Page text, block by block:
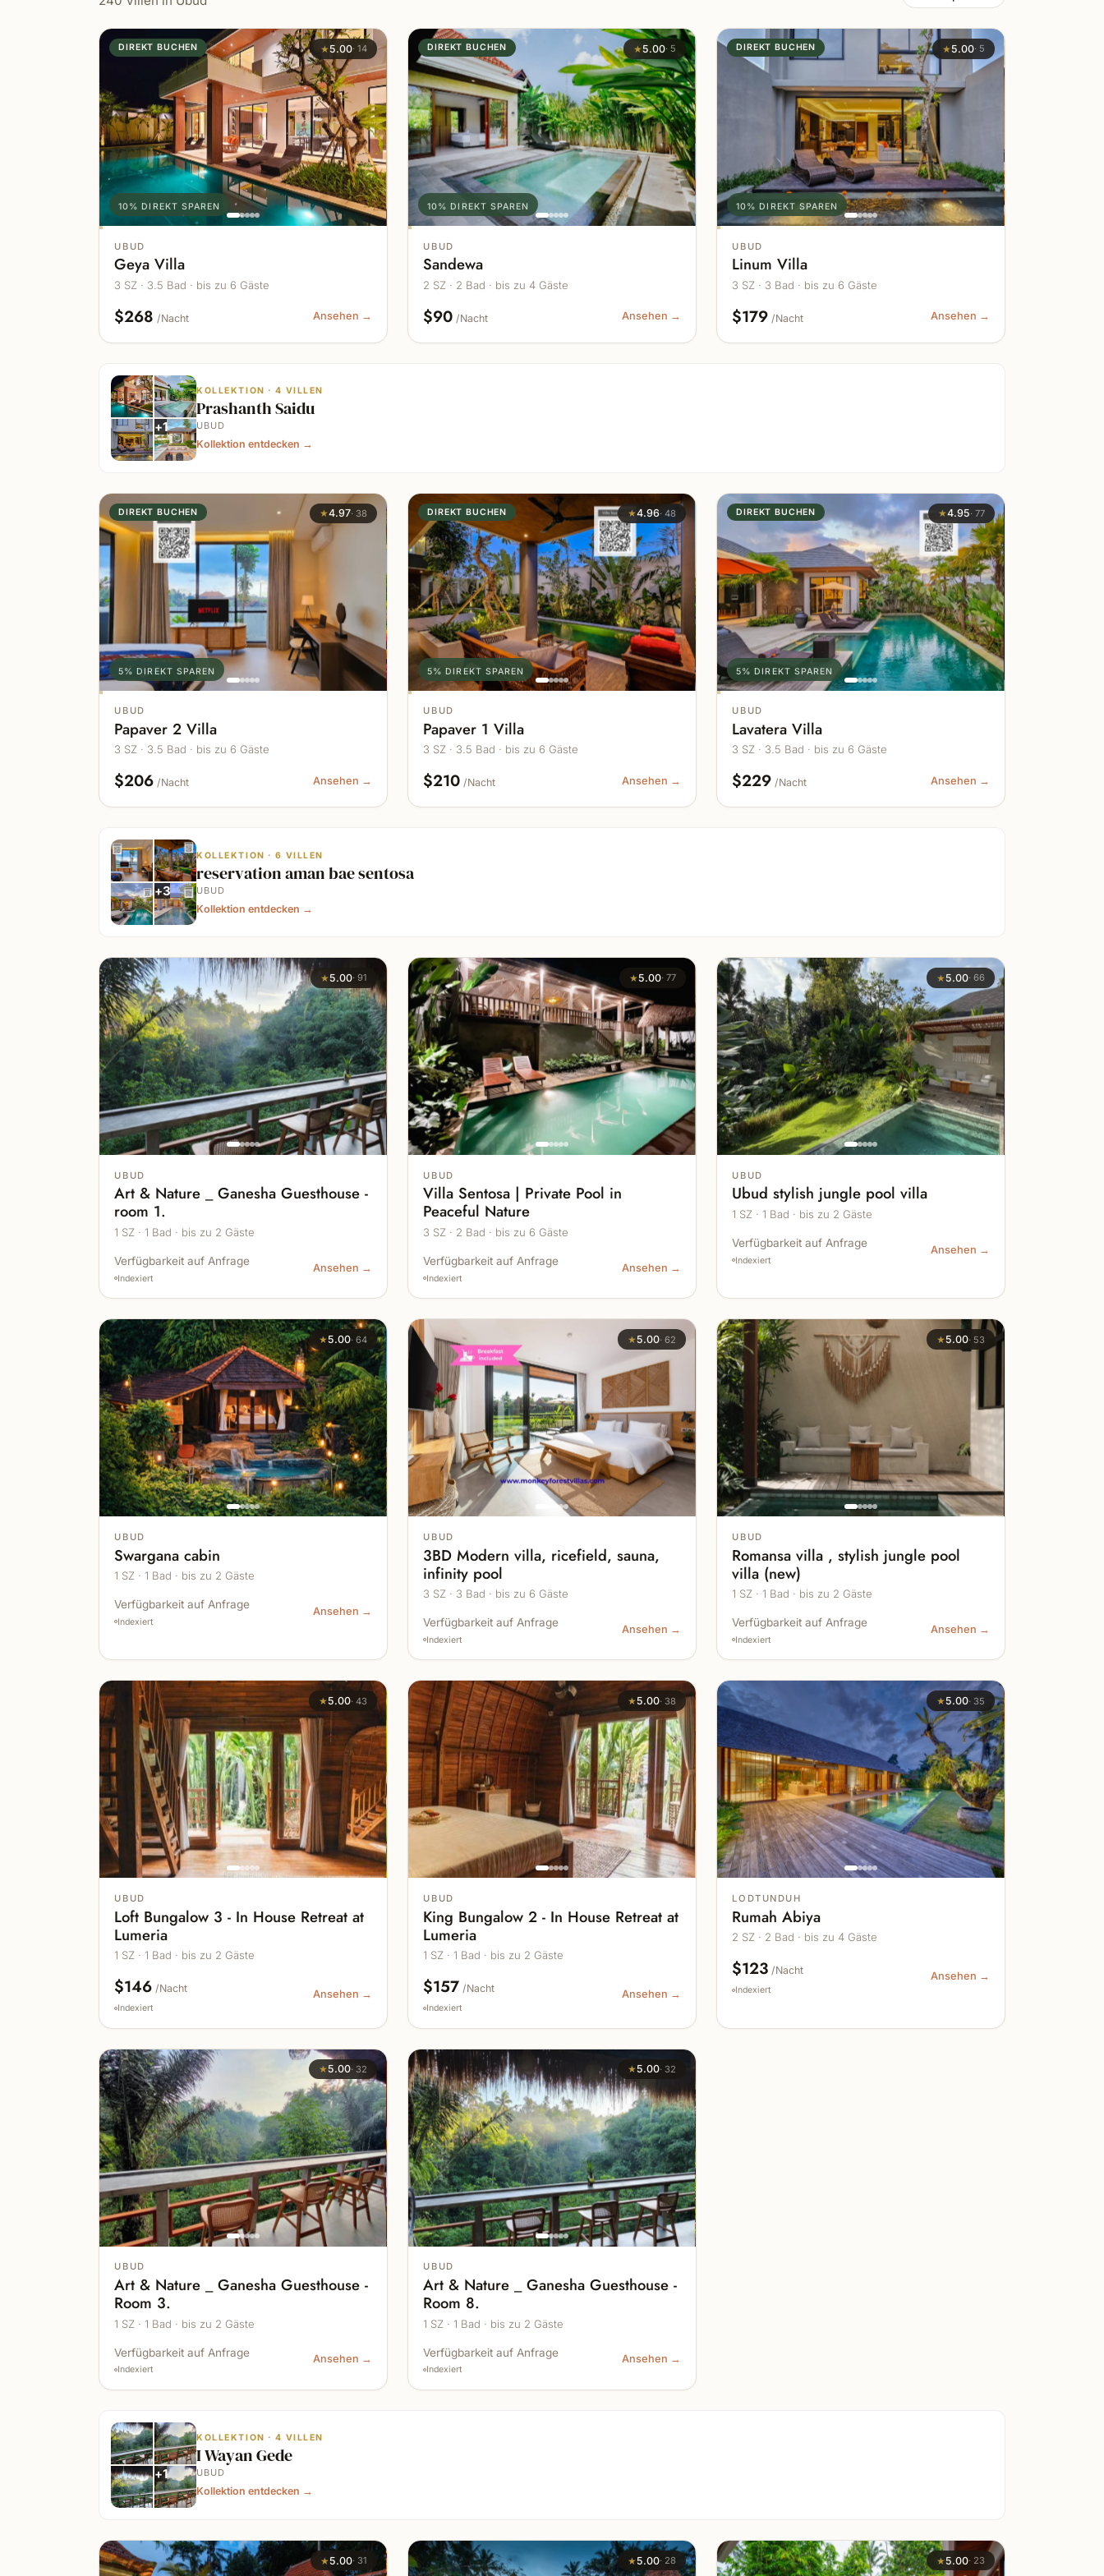
DIREKT BUCHEN ★5.00· 14
10% DIREKT SPAREN
UBUD
Geya Villa
3 SZ · 3.5 Bad · bis zu 6 Gäste
$268 /Nacht Ansehen →
DIREKT BUCHEN ★5.00· 5
10% DIREKT SPAREN
UBUD
Sandewa
2 SZ · 2 Bad · bis zu 4 Gäste
$90 /Nacht Ansehen →
DIREKT BUCHEN ★5.00· 5
10% DIREKT SPAREN
UBUD
Linum Villa
3 SZ · 3 Bad · bis zu 6 Gäste
$179 /Nacht Ansehen →
+1
KOLLEKTION · 4 VILLEN
Prashanth Saidu
UBUD
Kollektion entdecken →
DIREKT BUCHEN ★4.97· 38
5% DIREKT SPAREN
UBUD
Papaver 2 Villa
3 SZ · 3.5 Bad · bis zu 6 Gäste
$206 /Nacht Ansehen →
DIREKT BUCHEN ★4.96· 48
5% DIREKT SPAREN
UBUD
Papaver 1 Villa
3 SZ · 3.5 Bad · bis zu 6 Gäste
$210 /Nacht Ansehen →
DIREKT BUCHEN ★4.95· 77
5% DIREKT SPAREN
UBUD
Lavatera Villa
3 SZ · 3.5 Bad · bis zu 6 Gäste
$229 /Nacht Ansehen →
+3
KOLLEKTION · 6 VILLEN
reservation aman bae sentosa
UBUD
Kollektion entdecken →
★5.00· 91
UBUD
Art & Nature _ Ganesha Guesthouse -
room 1.
1 SZ · 1 Bad · bis zu 2 Gäste
Verfügbarkeit auf Anfrage
Indexiert
Ansehen →
★5.00· 77
UBUD
Villa Sentosa | Private Pool in
Peaceful Nature
3 SZ · 2 Bad · bis zu 6 Gäste
Verfügbarkeit auf Anfrage
Indexiert
Ansehen →
★5.00· 66
UBUD
Ubud stylish jungle pool villa
1 SZ · 1 Bad · bis zu 2 Gäste
Verfügbarkeit auf Anfrage
Indexiert
Ansehen →
★5.00· 64
UBUD
Swargana cabin
1 SZ · 1 Bad · bis zu 2 Gäste
Verfügbarkeit auf Anfrage
Indexiert
Ansehen →
★5.00· 62
UBUD
3BD Modern villa, ricefield, sauna,
infinity pool
3 SZ · 3 Bad · bis zu 6 Gäste
Verfügbarkeit auf Anfrage
Indexiert
Ansehen →
★5.00· 53
UBUD
Romansa villa , stylish jungle pool
villa (new)
1 SZ · 1 Bad · bis zu 2 Gäste
Verfügbarkeit auf Anfrage
Indexiert
Ansehen →
★5.00· 43
UBUD
Loft Bungalow 3 - In House Retreat at
Lumeria
1 SZ · 1 Bad · bis zu 2 Gäste
$146 /Nacht
Indexiert
Ansehen →
★5.00· 38
UBUD
King Bungalow 2 - In House Retreat at
Lumeria
1 SZ · 1 Bad · bis zu 2 Gäste
$157 /Nacht
Indexiert
Ansehen →
★5.00· 35
LODTUNDUH
Rumah Abiya
2 SZ · 2 Bad · bis zu 4 Gäste
$123 /Nacht
Indexiert
Ansehen →
★5.00· 32
UBUD
Art & Nature _ Ganesha Guesthouse -
Room 3.
1 SZ · 1 Bad · bis zu 2 Gäste
Verfügbarkeit auf Anfrage
Indexiert
Ansehen →
★5.00· 32
UBUD
Art & Nature _ Ganesha Guesthouse -
Room 8.
1 SZ · 1 Bad · bis zu 2 Gäste
Verfügbarkeit auf Anfrage
Indexiert
Ansehen →
+1
KOLLEKTION · 4 VILLEN
I Wayan Gede
UBUD
Kollektion entdecken →
★5.00· 31 ★5.00· 28 ★5.00· 23